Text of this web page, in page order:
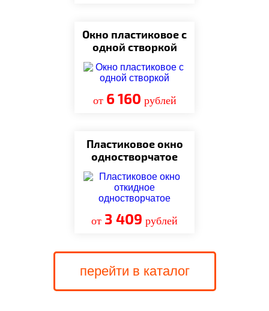
Окно пластиковое с
одной створкой
от 6 160 рублей
Пластиковое окно
одностворчатое
от 3 409 рублей
перейти в каталог